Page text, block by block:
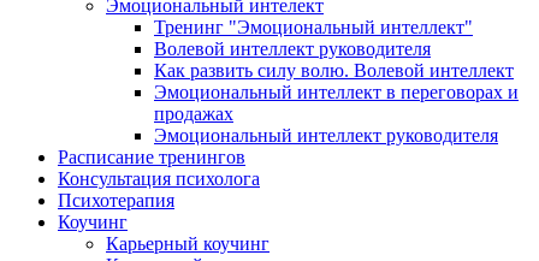
Эмоциональный интелект
Тренинг "Эмоциональный интеллект"
Волевой интеллект руководителя
Как развить силу волю. Волевой интеллект
Эмоциональный интеллект в переговорах и
продажах
Эмоциональный интеллект руководителя
Расписание тренингов
Консультация психолога
Психотерапия
Коучинг
Карьерный коучинг